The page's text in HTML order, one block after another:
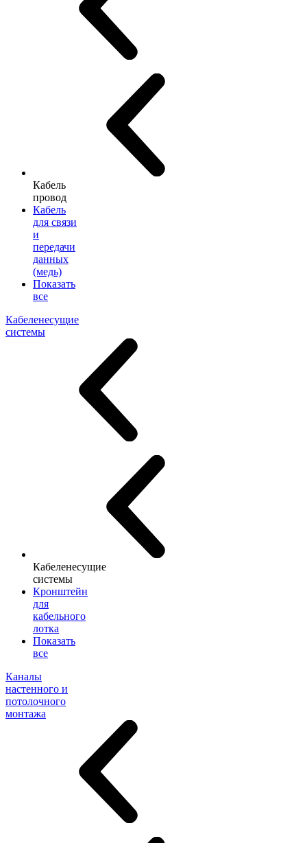
Кабель
провод
Кабель
для связи
и
передачи
данных
(медь)
Показать
все
Кабеленесущие
системы
Кабеленесущие
системы
Кронштейн
для
кабельного
лотка
Показать
все
Каналы
настенного и
потолочного
монтажа